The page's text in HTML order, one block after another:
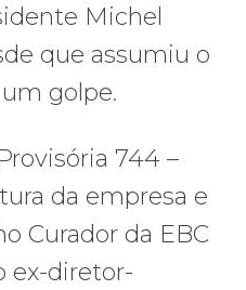
Michel
que assumiu o
golpe.
744 –
da empresa e
Curador da EBC
ex-diretor-